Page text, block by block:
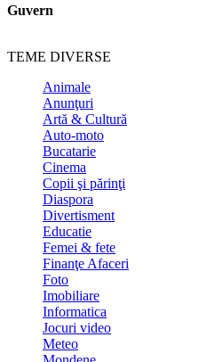
Guvern
TEME DIVERSE
Animale
Anunţuri
Artă & Cultură
Auto-moto
Bucatarie
Cinema
Copii şi părinţi
Diaspora
Divertisment
Educatie
Femei & fete
Finanţe Afaceri
Foto
Imobiliare
Informatica
Jocuri video
Meteo